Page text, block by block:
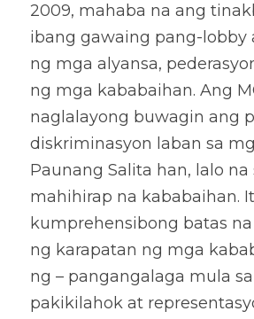
2009, mahaba na ang
ibang gawaing pang-lobby
ng mga alyansa,
ng mga kababaihan. Ang
naglalayong buwagin ang
diskriminasyon laban sa
Paunang Salita han, lalo na
mahihirap na kababaihan.
kumprehensibong batas
ng karapatan ng mga
ng – pangangalaga mula
pakikilahok at